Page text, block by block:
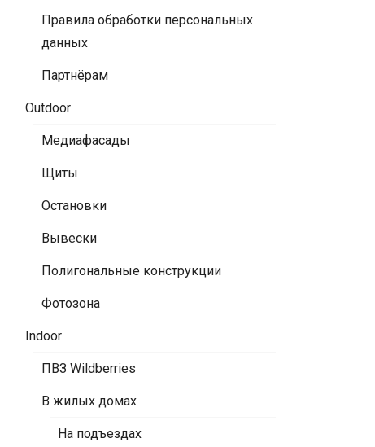
Правила обработки персональных
данных
Партнёрам
Outdoor
Медиафасады
Щиты
Остановки
Вывески
Полигональные конструкции
Фотозона
Indoor
ПВЗ Wildberries
В жилых домах
На подъездах